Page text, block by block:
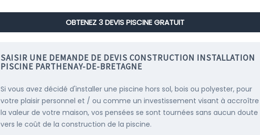
OBTENEZ 3 DEVIS PISCINE GRATUIT
SAISIR UNE DEMANDE DE DEVIS CONSTRUCTION INSTALLATION
PISCINE PARTHENAY-DE-BRETAGNE
Si vous avez décidé d'installer une piscine hors sol, bois ou polyester, pour
votre plaisir personnel et / ou comme un investissement visant à accroître
la valeur de votre maison, vos pensées se sont tournées sans aucun doute
vers le coût de la construction de la piscine.